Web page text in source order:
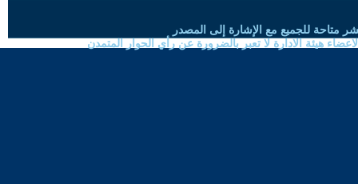
متاحة للجميع مع الإشارة إلى المصدر
هيئة الادارة لا تعبر بالضرورة عن رأي الحوار المتمدن